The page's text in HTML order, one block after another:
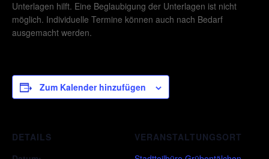
Unterlagen hilft. Eine Beglaubigung der Unterlagen ist nicht
möglich. Individuelle Termine können auch nach Bedarf
ausgemacht werden.
Zum Kalender hinzufügen
DETAILS
VERANSTALTUNGSORT